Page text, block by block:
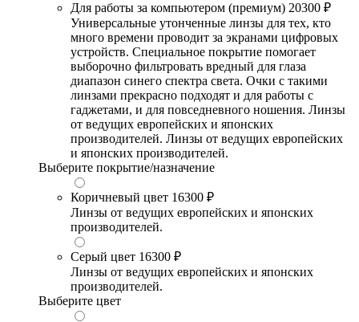
Для работы за компьютером (премиум) 20300 ₽
Универсальные утонченные линзы для тех, кто
много времени проводит за экранами цифровых
устройств. Специальное покрытие помогает
выборочно фильтровать вредный для глаза
диапазон синего спектра света. Очки с такими
линзами прекрасно подходят и для работы с
гаджетами, и для повседневного ношения. Линзы
от ведущих европейских и японских
производителей. Линзы от ведущих европейских
и японских производителей.
Выберите покрытие/назначение
Коричневый цвет 16300 ₽
Линзы от ведущих европейских и японских
производителей.
Серый цвет 16300 ₽
Линзы от ведущих европейских и японских
производителей.
Выберите цвет